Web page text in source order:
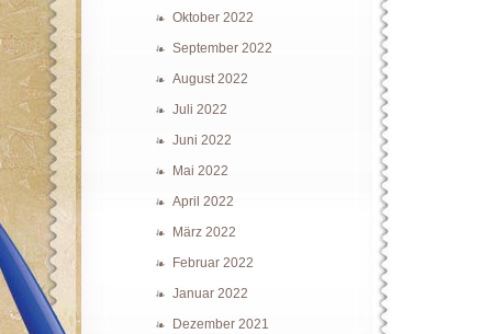
Oktober 2022
September 2022
August 2022
Juli 2022
Juni 2022
Mai 2022
April 2022
März 2022
Februar 2022
Januar 2022
Dezember 2021